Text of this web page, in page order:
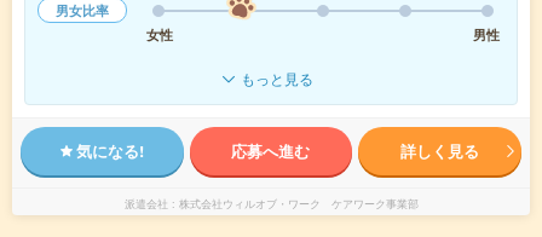
男女比率
女性
男性
もっと見る
気になる! 応募へ進む 詳しく見る
派遣会社 株式会社ウィルオブ・ワーク ケアワーク事業部